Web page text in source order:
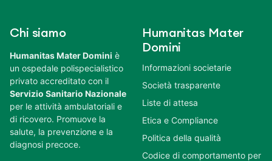
Chi siamo
Humanitas Mater Domini è
un ospedale polispecialistico
privato accreditato con il
Servizio Sanitario Nazionale
per le attività ambulatoriali e
di ricovero. Promuove la
salute, la prevenzione e la
diagnosi precoce.
Humanitas Mater
Domini
Informazioni societarie
Società trasparente
Liste di attesa
Etica e Compliance
Politica della qualità
Codice di comportamento per